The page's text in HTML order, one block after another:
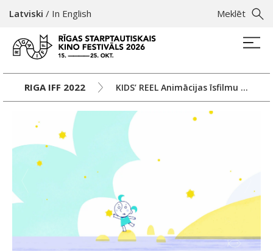
Meklēt
Latviski / In English
RIGA IFF 2022 KIDS’ REEL Animācijas īsfilmu seanss